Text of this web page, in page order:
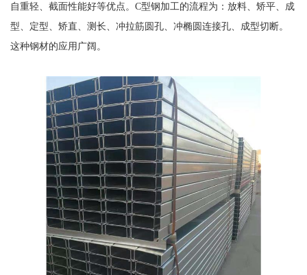
自重轻、截面性能好等优点。C型钢加工的流程为：放料、矫平、成
型、定型、矫直、测长、冲拉筋圆孔、冲椭圆连接孔、成型切断。
这种钢材的应用广阔。